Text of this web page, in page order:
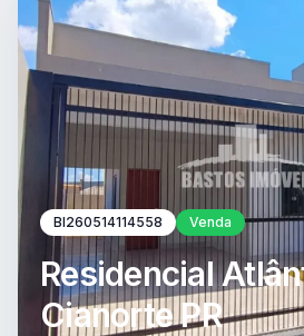
BI260514114558 Venda
Residencial
Cianorte PR